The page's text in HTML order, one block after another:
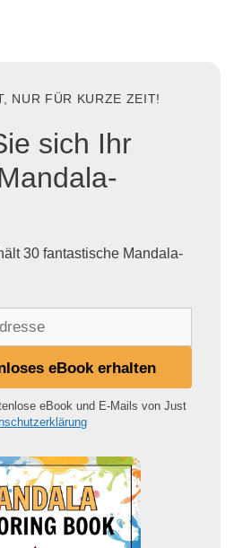
NUR FÜR KURZE ZEIT!
sich Ihr
30 fantastische Mandala-
eBook erhalten
eBook und E-Mails von Just